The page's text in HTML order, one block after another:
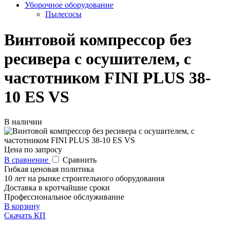
Уборочное оборудование
Пылесосы
Винтовой компрессор без
ресивера с осушителем, с
частотником FINI PLUS 38-
10 ES VS
В наличии
Цена по запросу
В сравнение
Сравнить
Гибкая ценовая политика
10 лет на рынке строительного оборудования
Доставка в кротчайшие сроки
Профессиональное обслуживание
В корзину
Скачать КП